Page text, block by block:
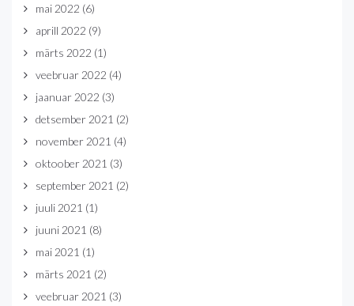
mai 2022 (6)
aprill 2022 (9)
märts 2022 (1)
veebruar 2022 (4)
jaanuar 2022 (3)
detsember 2021 (2)
november 2021 (4)
oktoober 2021 (3)
september 2021 (2)
juuli 2021 (1)
juuni 2021 (8)
mai 2021 (1)
märts 2021 (2)
veebruar 2021 (3)